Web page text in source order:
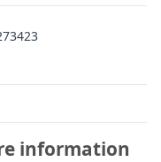
information